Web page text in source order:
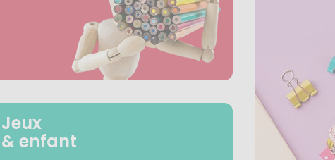
Jeux
& enfant